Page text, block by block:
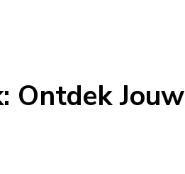
Ontdek Jouw